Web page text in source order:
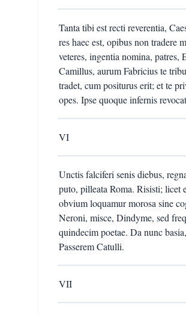
Tanta tibi est recti reverentia,
res haec est, opibus non tradere
veteres, ingentia nomina,
Camillus, aurum Fabricius te
tradet, cum positurus erit; et te
opes. Ipse quoque infernis
VI
Unctis falciferi senis diebus,
puto, pilleata Roma. Risisti; licet
obvium loquamur morosa sine
Neroni, misce, Dindyme, sed
quindecim poetae. Da nunc
Passerem Catulli.
VII